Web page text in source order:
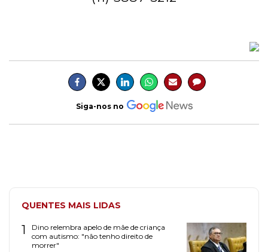
Siga-nos no
QUENTES MAIS LIDAS
1
Dino relembra apelo de mãe de criança
com autismo: "não tenho direito de
morrer"